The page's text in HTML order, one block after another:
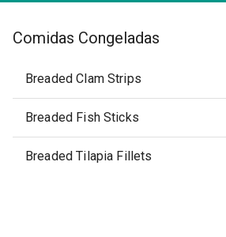
Comidas Congeladas
Breaded Clam Strips
Breaded Fish Sticks
Breaded Tilapia Fillets